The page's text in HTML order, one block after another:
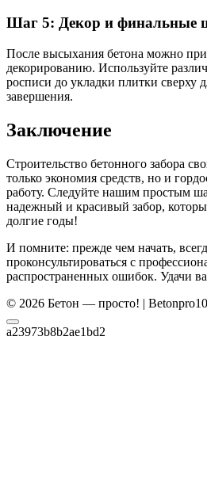
Шаг 5: Декор и финальные
После высыхания бетона можно
декорированию. Используйте
росписи до укладки плитки сверху
завершения.
Заключение
Строительство бетонного забора
только экономия средств, но и
работу. Следуйте нашим простым
надежный и красивый забор,
долгие годы!
И помните: прежде чем начать,
проконсультироваться с
распространенных ошибок. Удачи
© 2026 Бетон — просто! |
a23973b8b2ae1bd2